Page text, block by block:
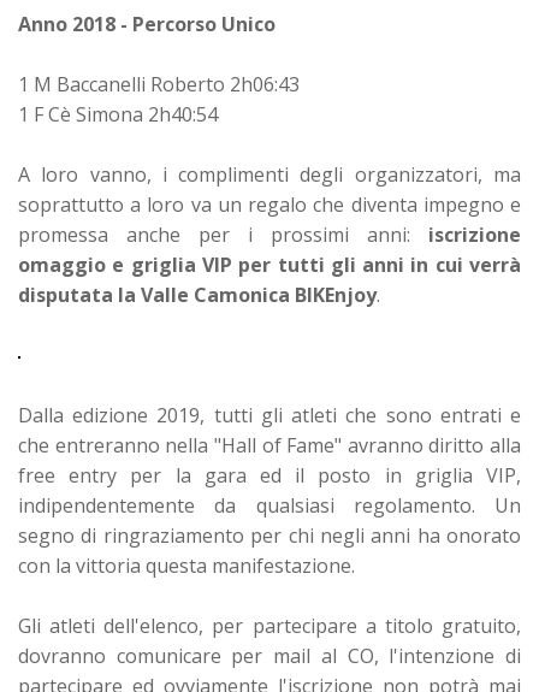
Anno 2018 - Percorso Unico
1 M Baccanelli Roberto 2h06:43
1 F Cè Simona 2h40:54
A loro vanno, i complimenti degli organizzatori, ma
soprattutto a loro va un regalo che diventa impegno e
promessa anche per i prossimi anni: iscrizione
omaggio e griglia VIP per tutti gli anni in cui verrà
disputata la Valle Camonica BIKEnjoy.
Dalla edizione 2019, tutti gli atleti che sono entrati e
che entreranno nella "Hall of Fame" avranno diritto alla
free entry per la gara ed il posto in griglia VIP,
indipendentemente da qualsiasi regolamento. Un
segno di ringraziamento per chi negli anni ha onorato
con la vittoria questa manifestazione.
Gli atleti dell'elenco, per partecipare a titolo gratuito,
dovranno comunicare per mail al CO, l'intenzione di
partecipare ed ovviamente l'iscrizione non potrà mai